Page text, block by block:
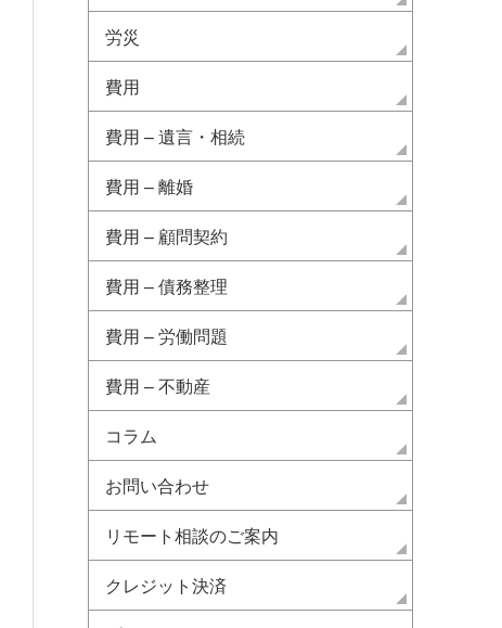
労災
費用
費用 – 遺言・相続
費用 – 離婚
費用 – 顧問契約
費用 – 債務整理
費用 – 労働問題
費用 – 不動産
コラム
お問い合わせ
リモート相談のご案内
クレジット決済